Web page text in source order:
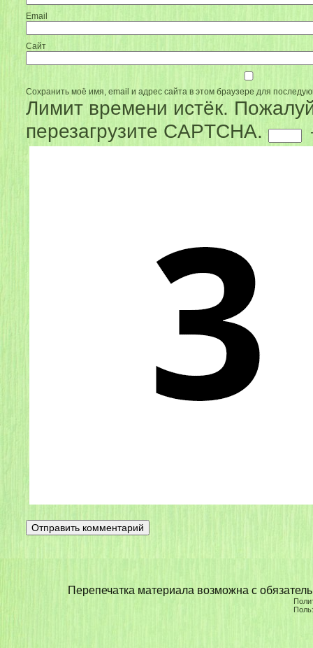
Email
Сайт
Сохранить моё имя, email и адрес сайта в этом браузере для
Лимит времени истёк.
перезагрузите CAPTCHA.
Перепечатка материала возможна с